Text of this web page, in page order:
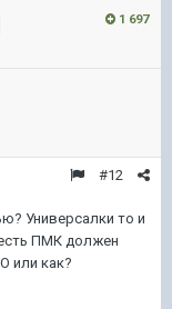
1 697
#12
Универсалки то и
ПМК должен
или как?